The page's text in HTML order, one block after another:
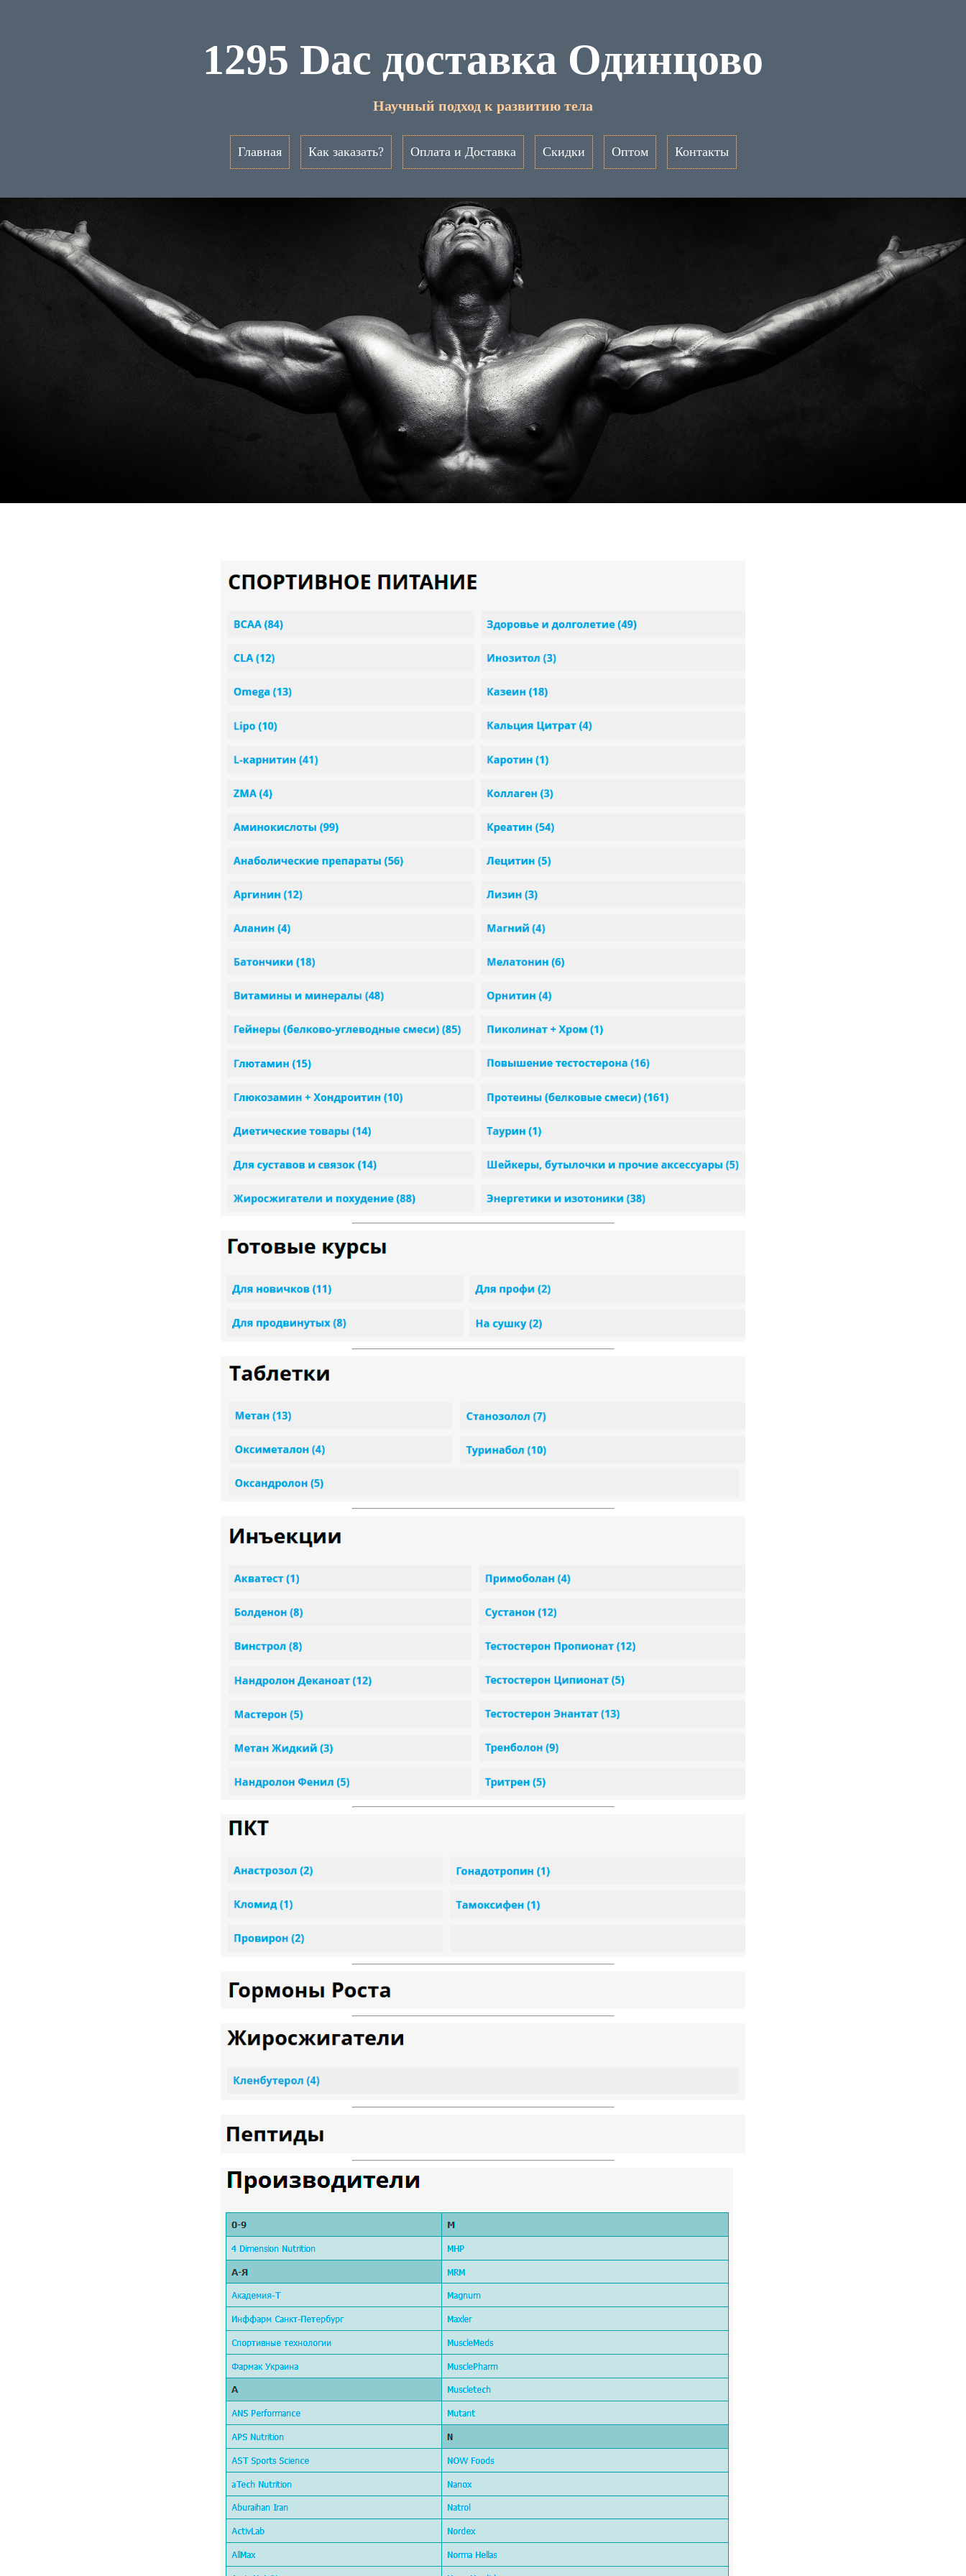
1295 Dac доставка Одинцово
Научный подход к развитию тела
Главная Как заказать? Оплата и Доставка Скидки Оптом Контакты